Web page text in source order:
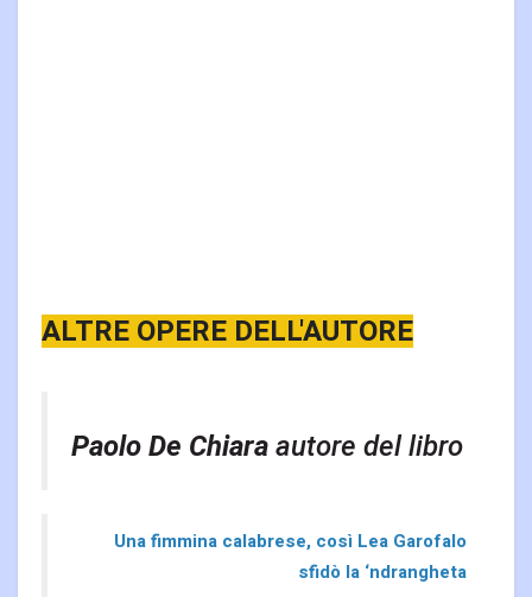
ALTRE OPERE DELL'AUTORE
Paolo De Chiara autore del libro
Una fimmina calabrese, così Lea Garofalo
sfidò la ‘ndrangheta